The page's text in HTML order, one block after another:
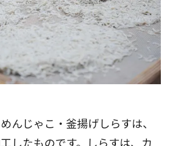
んじゃこ・釜揚げしらすは、
したものです。しらすは、カ